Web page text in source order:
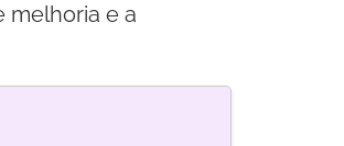
melhoria e a